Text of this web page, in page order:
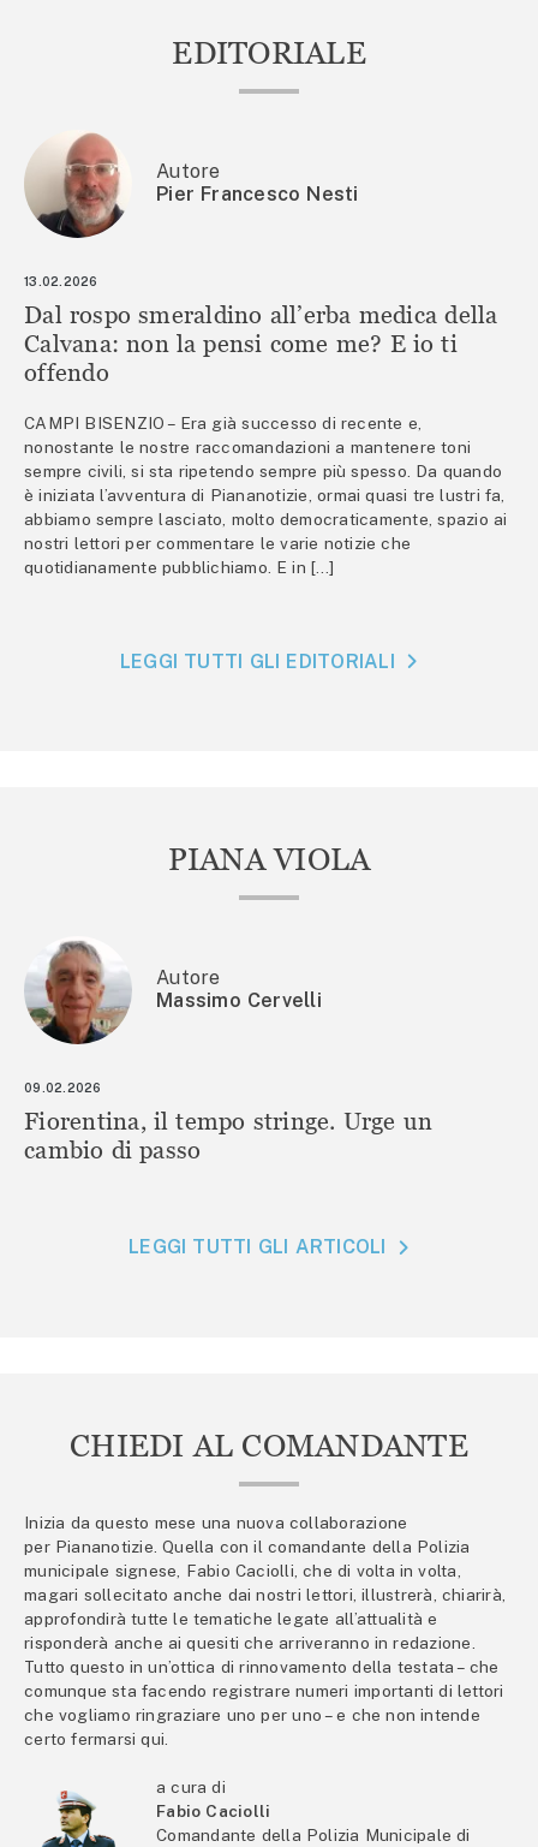
EDITORIALE
Autore
Pier Francesco Nesti
13.02.2026
Dal rospo smeraldino all’erba medica della
Calvana: non la pensi come me? E io ti
offendo
CAMPI BISENZIO – Era già successo di recente e,
nonostante le nostre raccomandazioni a mantenere toni
sempre civili, si sta ripetendo sempre più spesso. Da quando
è iniziata l’avventura di Piananotizie, ormai quasi tre lustri fa,
abbiamo sempre lasciato, molto democraticamente, spazio ai
nostri lettori per commentare le varie notizie che
quotidianamente pubblichiamo. E in […]
LEGGI TUTTI GLI EDITORIALI
PIANA VIOLA
Autore
Massimo Cervelli
09.02.2026
Fiorentina, il tempo stringe. Urge un
cambio di passo
LEGGI TUTTI GLI ARTICOLI
CHIEDI AL COMANDANTE
Inizia da questo mese una nuova collaborazione
per Piananotizie. Quella con il comandante della Polizia
municipale signese, Fabio Caciolli, che di volta in volta,
magari sollecitato anche dai nostri lettori, illustrerà, chiarirà,
approfondirà tutte le tematiche legate all’attualità e
risponderà anche ai quesiti che arriveranno in redazione.
Tutto questo in un’ottica di rinnovamento della testata – che
comunque sta facendo registrare numeri importanti di lettori
che vogliamo ringraziare uno per uno – e che non intende
certo fermarsi qui.
a cura di
Fabio Caciolli
Comandante della Polizia Municipale di